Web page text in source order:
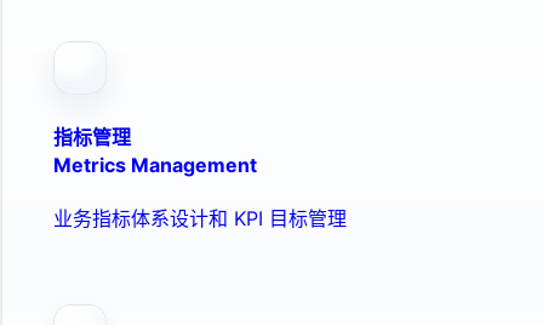
指标管理
Metrics Management
业务指标体系设计和 KPI 目标管理